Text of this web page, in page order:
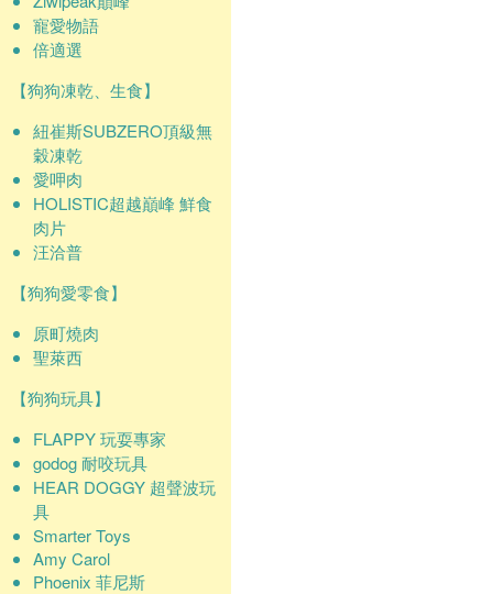
寵愛物語
倍適選
【狗狗凍乾、生食】
紐崔斯SUBZERO頂級無
穀凍乾
愛呷肉
HOLISTIC超越巔峰 鮮食
肉片
汪洽普
【狗狗愛零食】
原町燒肉
聖萊西
【狗狗玩具】
FLAPPY 玩耍專家
godog 耐咬玩具
HEAR DOGGY 超聲波玩
具
Smarter Toys
Amy Carol
Phoenix 菲尼斯